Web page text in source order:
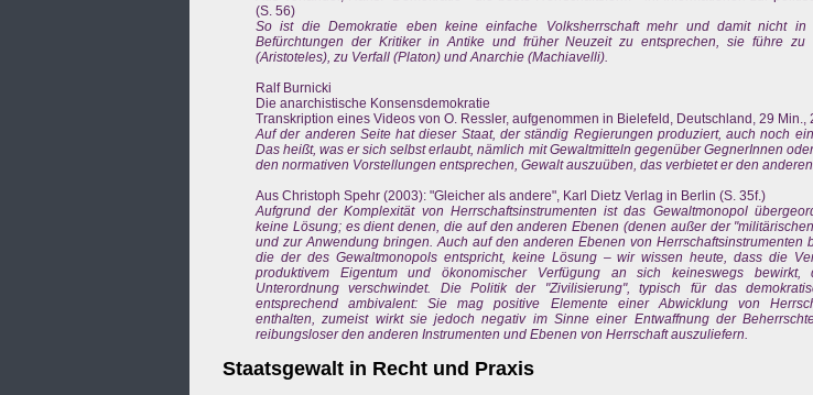
(S. 56)
So ist die Demokratie eben keine einfache Volksherrschaft mehr und damit nicht in
Befürchtungen der Kritiker in Antike und früher Neuzeit zu entsprechen, sie führe zu
(Aristoteles), zu Verfall (Platon) und Anarchie (Machiavelli).
Ralf Burnicki
Die anarchistische Konsensdemokratie
Transkription eines Videos von O. Ressler, aufgenommen in Bielefeld, Deutschland, 29 Min.,
Auf der anderen Seite hat dieser Staat, der ständig Regierungen produziert, auch noch
Das heißt, was er sich selbst erlaubt, nämlich mit Gewaltmitteln gegenüber GegnerInnen
den normativen Vorstellungen entsprechen, Gewalt auszuüben, das verbietet er den
Aus Christoph Spehr (2003): "Gleicher als andere", Karl Dietz Verlag in Berlin (S. 35f.)
Aufgrund der Komplexität von Herrschaftsinstrumenten ist das Gewaltmonopol
keine Lösung; es dient denen, die auf den anderen Ebenen (denen außer der
und zur Anwendung bringen. Auch auf den anderen Ebenen von Herrschaftsinstrumenten
die der des Gewaltmonopols entspricht, keine Lösung – wir wissen heute, dass die
produktivem Eigentum und ökonomischer Verfügung an sich keineswegs bewirkt,
Unterordnung verschwindet. Die Politik der "Zivilisierung", typisch für das
entsprechend ambivalent: Sie mag positive Elemente einer Abwicklung von
enthalten, zumeist wirkt sie jedoch negativ im Sinne einer Entwaffnung der
reibungsloser den anderen Instrumenten und Ebenen von Herrschaft auszuliefern.
Staatsgewalt in Recht und Praxis